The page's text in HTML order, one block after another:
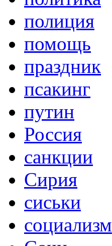
полиция
помощь
праздник
псакинг
путин
Россия
санкции
Сирия
сиськи
социализм